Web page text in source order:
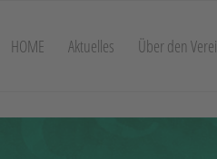
HOME Aktuelles Über den